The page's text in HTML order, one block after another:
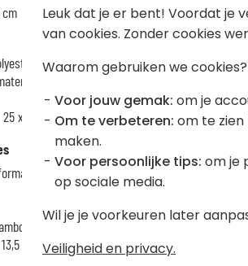
(achterzijde van katoen bij gekleurde
x 29 x 7,5 cm
en kleuren
- 20 x 7 x 14 cm - 1 liter
x 3 cm - met 4 gepersonaliseerde
Leuk dat je er bent! Voordat je
van cookies. Zonder cookies
Waarom gebruiken we cookies?
Voor jouw gemak: om je
Om te verbeteren: om te
maken.
Voor persoonlijke tips: om je
op sociale media.
Wil je je voorkeuren later
Veiligheid en privacy.